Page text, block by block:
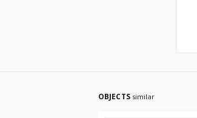
OBJECTS similar